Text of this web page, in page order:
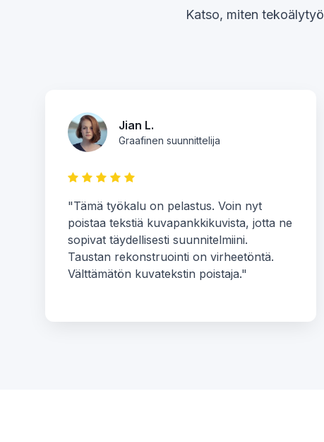
Katso, miten
Jian L.
Graafinen suunnittelija
"Tämä työkalu on pelastus. Voin nyt
poistaa tekstiä kuvapankkikuvista, jotta ne
sopivat täydellisesti suunnitelmiini.
Taustan rekonstruointi on virheetöntä.
Välttämätön kuvatekstin poistaja."